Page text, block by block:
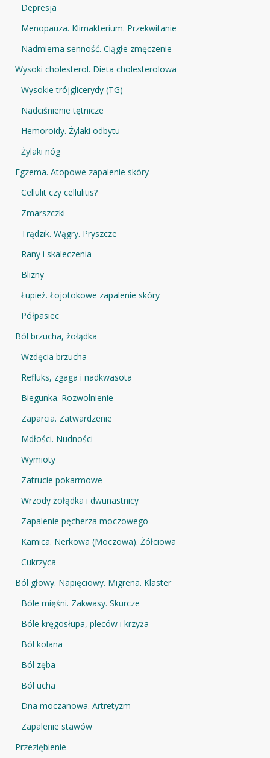
Depresja
Menopauza. Klimakterium. Przekwitanie
Nadmierna senność. Ciągłe zmęczenie
Wysoki cholesterol. Dieta cholesterolowa
Wysokie trójglicerydy (TG)
Nadciśnienie tętnicze
Hemoroidy. Żylaki odbytu
Żylaki nóg
Egzema. Atopowe zapalenie skóry
Cellulit czy cellulitis?
Zmarszczki
Trądzik. Wągry. Pryszcze
Rany i skaleczenia
Blizny
Łupież. Łojotokowe zapalenie skóry
Półpasiec
Ból brzucha, żołądka
Wzdęcia brzucha
Refluks, zgaga i nadkwasota
Biegunka. Rozwolnienie
Zaparcia. Zatwardzenie
Mdłości. Nudności
Wymioty
Zatrucie pokarmowe
Wrzody żołądka i dwunastnicy
Zapalenie pęcherza moczowego
Kamica. Nerkowa (Moczowa). Żółciowa
Cukrzyca
Ból głowy. Napięciowy. Migrena. Klaster
Bóle mięśni. Zakwasy. Skurcze
Bóle kręgosłupa, pleców i krzyża
Ból kolana
Ból zęba
Ból ucha
Dna moczanowa. Artretyzm
Zapalenie stawów
Przeziębienie